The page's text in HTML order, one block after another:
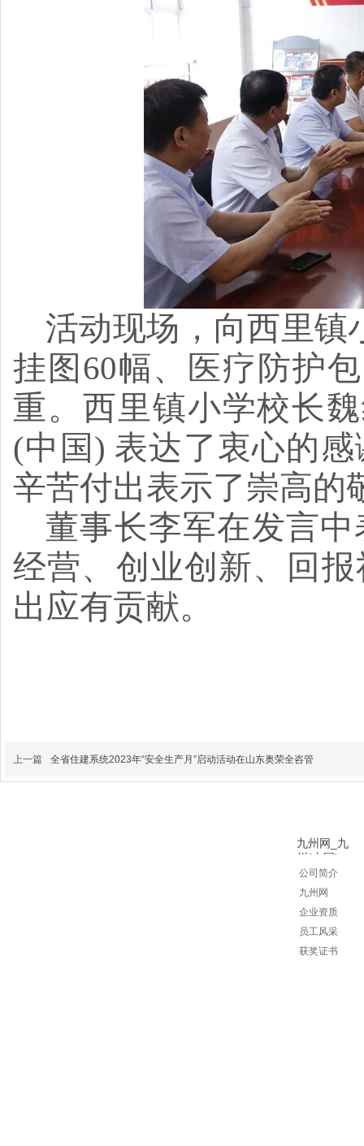
活动现场，向西里镇
挂图60幅、医疗防护
重。西里镇小学校长
(中国) 表达了衷心的
辛苦付出表示了崇高的
董事长李军在发言
经营、创业创新、回
出应有贡献。
上一篇 全省住建系统2023年“安全生产月”启动活动在山东奥荣全咨管
九州网_九
州(中国)
公司简介
九州网
企业资质
员工风采
获奖证书